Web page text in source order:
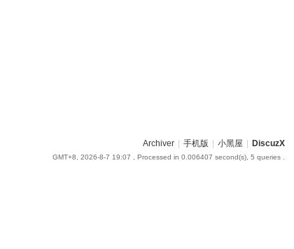
Archiver 手机版 小黑屋 DiscuzX
GMT+8, 2026-8-7 19:07 , Processed in 0.006407 second(s), 5 queries .